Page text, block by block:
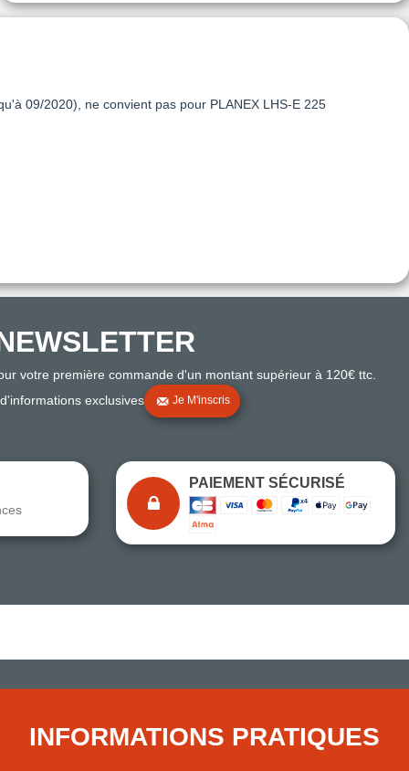
09/2020), ne convient pas pour PLANEX LHS-E 225
● Exceptionnel
● Exceptionnel
votre première commande d'un montant supérieur à 120€ ttc.
exclusives
Je M'inscris
PAIEMENT SÉCURISÉ
INFORMATIONS PRATIQUES